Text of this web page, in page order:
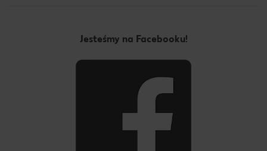
Jesteśmy na Facebooku!